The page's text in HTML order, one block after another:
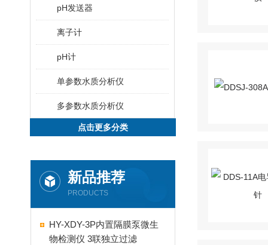
pH发送器
离子计
pH计
单参数水质分析仪
多参数水质分析仪
点击更多分类
新品推荐
PRODUCTS
HY-XDY-3P内置隔膜泵微生
物检测仪 3联独立过滤